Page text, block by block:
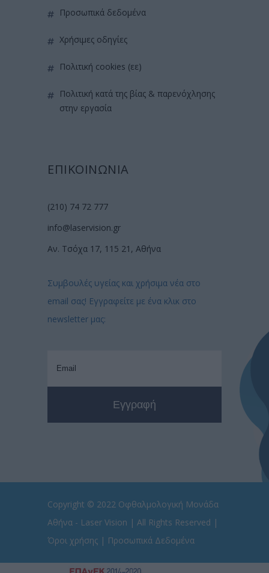
προσωπικά δεδομένα
χρήσιμες οδηγίες
πολιτική cookies (εε)
πολιτική κατά της βίας & παρενόχλησης
στην εργασία
ΕΠΙΚΟΙΝΩΝΙΑ
(210) 74 72 777
info@laservision.gr
Αν. Τσόχα 17, 115 21, Αθήνα
Συμβουλές υγείας και χρήσιμα νέα στο
email σας! Εγγραφείτε με ένα κλικ στο
newsletter μας:
Copyright © 2022 Οφθαλμολογική Μονάδα
Αθήνα - Laser Vision | All Rights Reserved |
Όροι χρήσης | Προσωπικά Δεδομένα